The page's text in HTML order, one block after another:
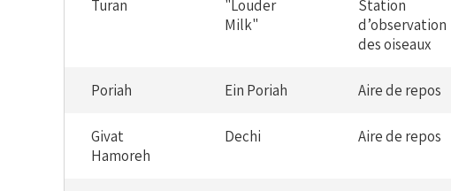
Turan
"Louder
Milk"
Station
d’observation
des oiseaux
Poriah Ein Poriah Aire de repos
Givat
Hamoreh
Dechi Aire de repos